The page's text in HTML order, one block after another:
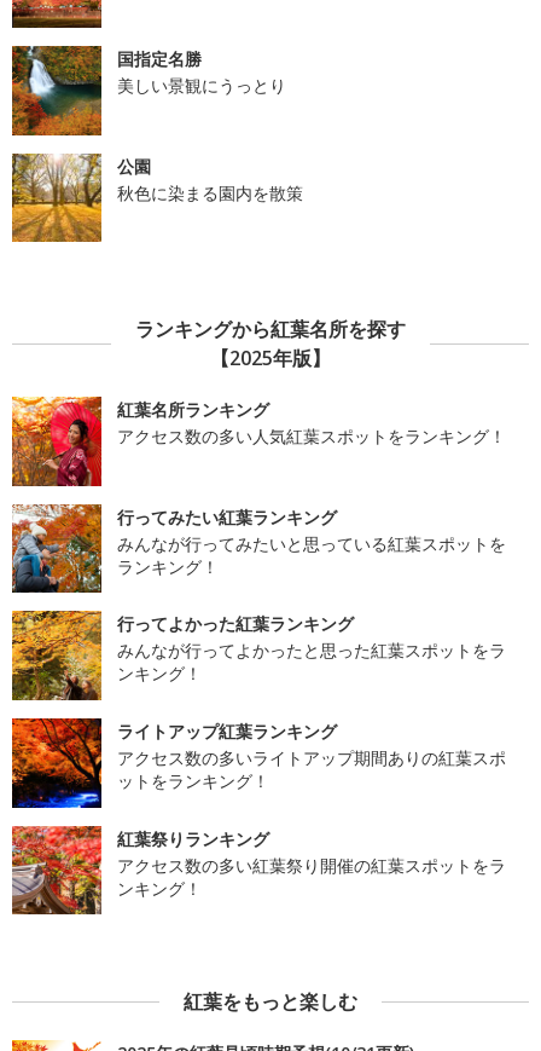
国指定名勝
美しい景観にうっとり
公園
秋色に染まる園内を散策
ランキングから紅葉名所を探す
【2025年版】
紅葉名所ランキング
アクセス数の多い人気紅葉スポットをランキング！
行ってみたい紅葉ランキング
みんなが行ってみたいと思っている紅葉スポットを
ランキング！
行ってよかった紅葉ランキング
みんなが行ってよかったと思った紅葉スポットをラ
ンキング！
ライトアップ紅葉ランキング
アクセス数の多いライトアップ期間ありの紅葉スポ
ットをランキング！
紅葉祭りランキング
アクセス数の多い紅葉祭り開催の紅葉スポットをラ
ンキング！
紅葉をもっと楽しむ